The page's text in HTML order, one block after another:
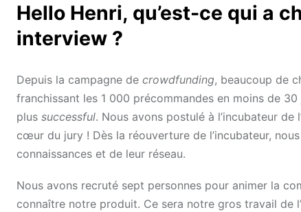
Hello Henri, qu’est-ce qui a
interview ?
Depuis la campagne de crowdfunding, beaucoup de
franchissant les 1 000 précommandes en moins de
plus successful. Nous avons postulé à l’incubateur
cœur du jury ! Dès la réouverture de l’incubateur,
connaissances et de leur réseau.
Nous avons recruté sept personnes pour animer la
connaître notre produit. Ce sera notre gros travail de